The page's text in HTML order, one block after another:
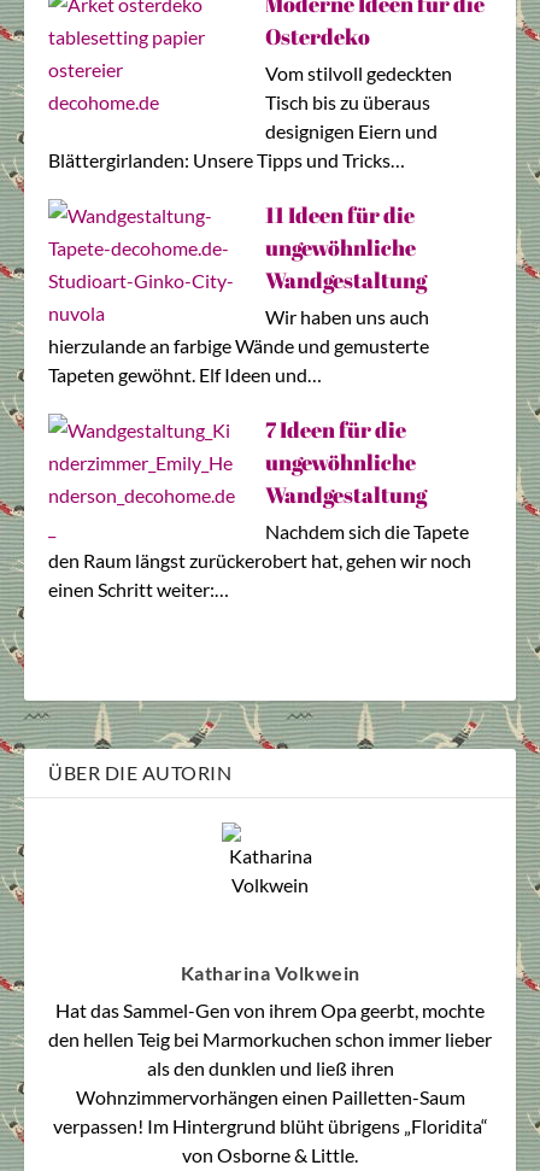
Osterdeko
Vom stilvoll gedeckten
Tisch bis zu überaus
designigen Eiern und
Blättergirlanden: Unsere Tipps und Tricks…
11 Ideen für die
ungewöhnliche
Wandgestaltung
Wir haben uns auch
hierzulande an farbige Wände und gemusterte
Tapeten gewöhnt. Elf Ideen und…
7 Ideen für die
ungewöhnliche
Wandgestaltung
Nachdem sich die Tapete
den Raum längst zurückerobert hat, gehen wir noch
einen Schritt weiter:…
ÜBER DIE AUTORIN
Katharina Volkwein
Hat das Sammel-Gen von ihrem Opa geerbt, mochte
den hellen Teig bei Marmorkuchen schon immer lieber
als den dunklen und ließ ihren
Wohnzimmervorhängen einen Pailletten-Saum
verpassen! Im Hintergrund blüht übrigens „Floridita“
von Osborne & Little.